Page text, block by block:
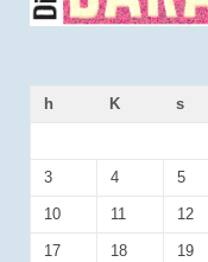
h
K s
3 4 5
10 11 12
17 18 19